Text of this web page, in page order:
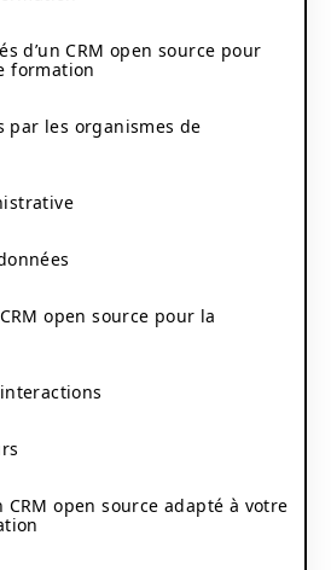
d’un CRM open source pour
formation
par les organismes de
open source pour la
open source adapté à votre